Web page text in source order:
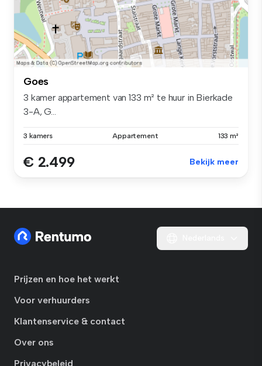
Goes
3 kamer appartement van 133 m² te huur in Bierkade
3-A, G...
3 kamers Appartement 133 m²
€ 2.499 Bekijk meer
Prijzen en hoe het werkt
Voor verhuurders
Klantenservice & contact
Over ons
Privacybeleid